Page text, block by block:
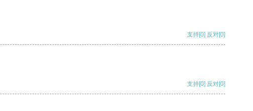
支持[0] 反对[0]
支持[0] 反对[0]